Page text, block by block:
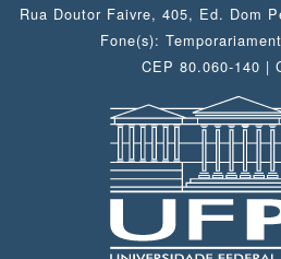
Rua Doutor Faivre, 405, Ed. Dom
Fone(s):
CEP 80.060-140 |